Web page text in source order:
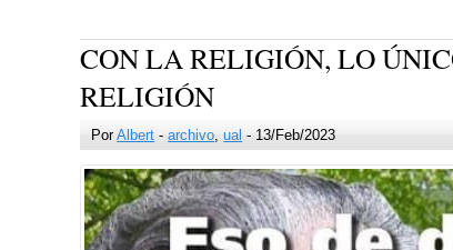
CON LA RELIGIÓN, LO
RELIGIÓN
PorAlbert -archivo,ual - 13/Feb/2023